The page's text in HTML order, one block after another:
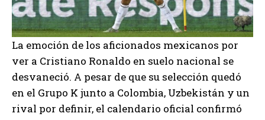
La emoción de los aficionados mexicanos por
ver a Cristiano Ronaldo en suelo nacional se
desvaneció. A pesar de que su selección quedó
en el Grupo K junto a Colombia, Uzbekistán y un
rival por definir, el calendario oficial confirmó